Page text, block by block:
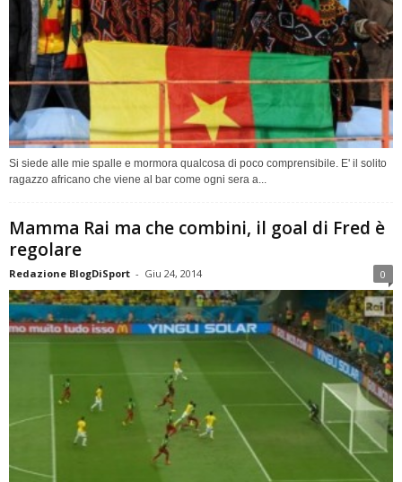
Si siede alle mie spalle e mormora qualcosa di poco comprensibile. E' il solito
ragazzo africano che viene al bar come ogni sera a...
Mamma Rai ma che combini, il goal di Fred è
regolare
Redazione BlogDiSport - Giu 24, 2014 0